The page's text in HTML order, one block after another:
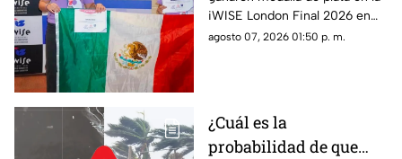
iWISE London Final
2026
iWISE London Final 2026 en
donde participaron más de
agosto 07, 2026 01:50 p. m.
¿Cuál es la
probabilidad de que